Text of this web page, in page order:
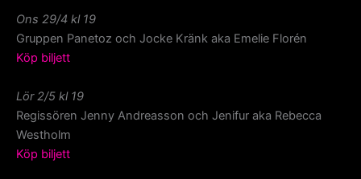
Ons 29/4 kl 19
Gruppen Panetoz och Jocke Kränk aka Emelie Florén
Köp biljett
Lör 2/5 kl 19
Regissören Jenny Andreasson och Jenifur aka Rebecca
Westholm
Köp biljett